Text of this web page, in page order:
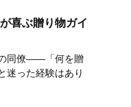
喜ぶ贈り物ガイ
同僚――「何を贈
迷った経験はあり